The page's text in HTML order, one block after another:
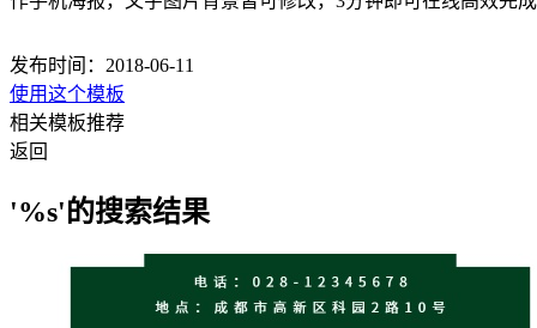
发布时间：2018-06-11
使用这个模板
相关模板推荐
返回
'%s'的搜索结果